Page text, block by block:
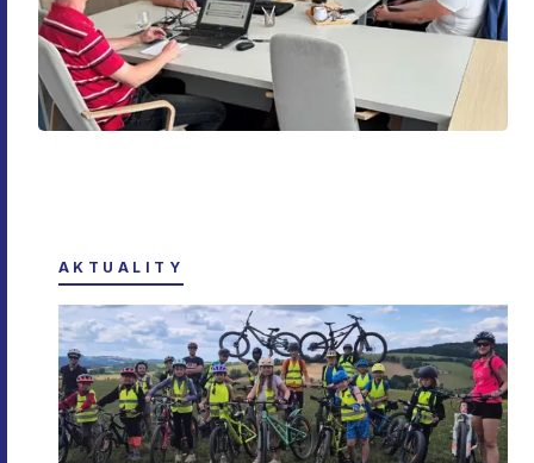
AKTUALITY